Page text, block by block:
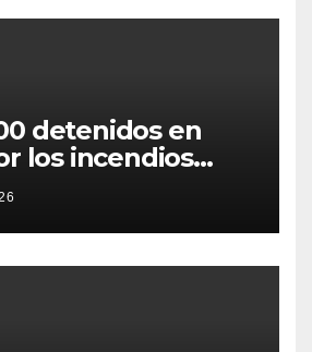
detenidos en
los incendios